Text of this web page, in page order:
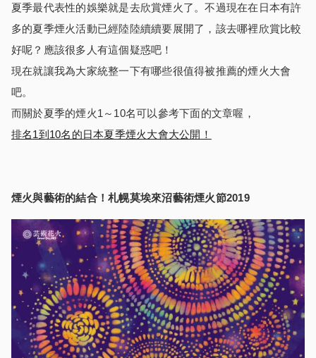
夏季最代表性的娛樂就是去欣賞煙火了。不過現在在日本有許
多的夏季煙火活動已經陸陸續續要展開了，該去哪裡欣賞比較
好呢？應該很多人有這個疑惑吧！
現在就讓我為大家統整一下有哪些很值得被推薦的煙火大會
吧。
而關於夏季的煙火1～10名可以參考下面的文章喔，
排名1到10名的日本夏季煙火大會大公開！
煙火與藝術的結合！札幌莫埃來沼藝術煙火節2019